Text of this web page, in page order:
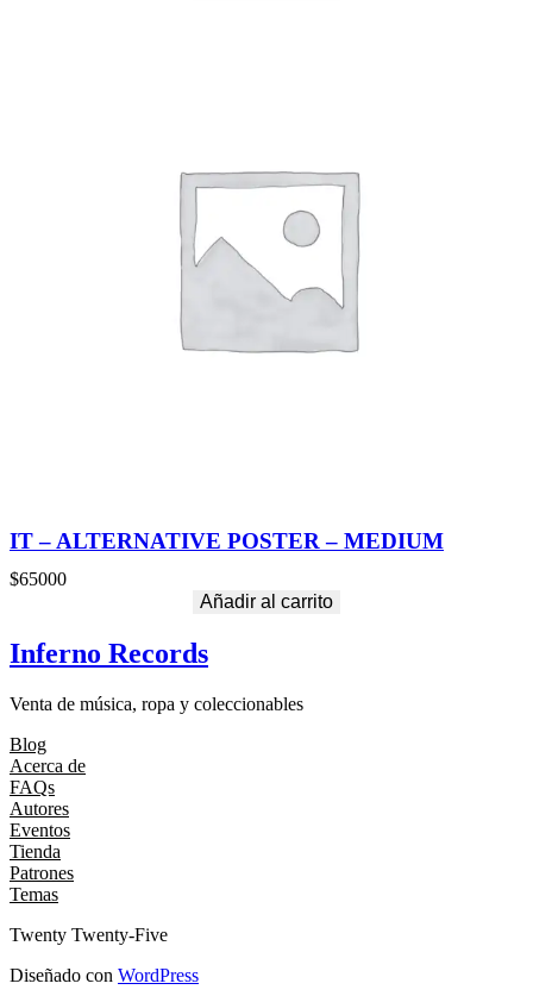
IT – ALTERNATIVE POSTER – MEDIUM
$65000
Añadir al carrito
Inferno Records
Venta de música, ropa y coleccionables
Blog
Acerca de
FAQs
Autores
Eventos
Tienda
Patrones
Temas
Twenty Twenty-Five
Diseñado con WordPress